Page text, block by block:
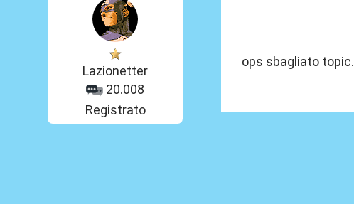
Lazionetter
20.008
Registrato
ops sbagliato topic.